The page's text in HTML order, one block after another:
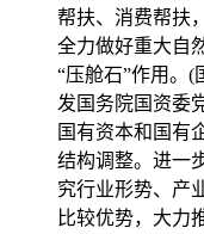
帮扶、消费帮扶
全力做好重大自
“压舱石”作用。(
发国务院国资委
国有资本和国有
结构调整。进一
究行业形势、产
比较优势，大力